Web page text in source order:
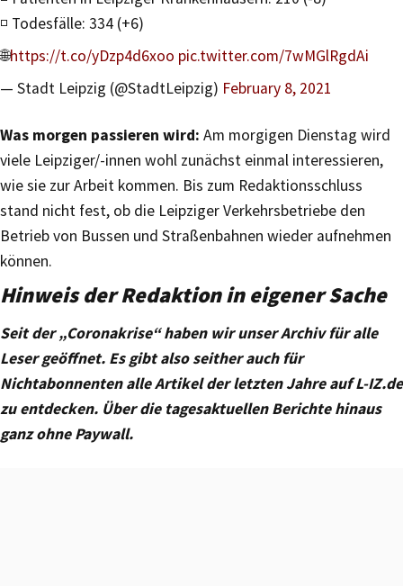
◽️ Todesfälle: 334 (+6)
🌐https://t.co/yDzp4d6xoo pic.twitter.com/7wMGlRgdAi
— Stadt Leipzig (@StadtLeipzig) February 8, 2021
Was morgen passieren wird: Am morgigen Dienstag wird
viele Leipziger/-innen wohl zunächst einmal interessieren,
wie sie zur Arbeit kommen. Bis zum Redaktionsschluss
stand nicht fest, ob die Leipziger Verkehrsbetriebe den
Betrieb von Bussen und Straßenbahnen wieder aufnehmen
können.
Hinweis der Redaktion in eigener Sache
Seit der „Coronakrise“ haben wir unser Archiv für alle
Leser geöffnet. Es gibt also seither auch für
Nichtabonnenten alle Artikel der letzten Jahre auf L-IZ.de
zu entdecken. Über die tagesaktuellen Berichte hinaus
ganz ohne Paywall.